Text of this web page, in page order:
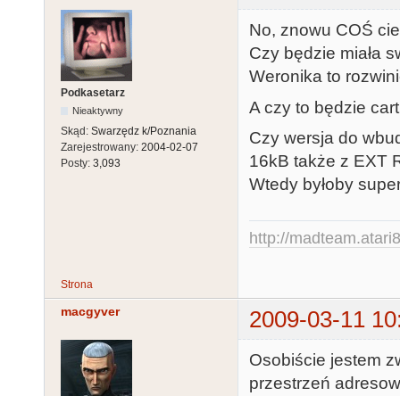
Podkasetarz
Nieaktywny
Skąd: Swarzędz k/Poznania
Zarejestrowany: 2004-02-07
Posty: 3,093
No, znowu COŚ
Czy będzie miała
Weronika to
A czy to będzie
Czy wersja do
16kB także z EXT
Wtedy byłoby
http://
Strona
macgyver 2009-03-11
Osobiście jestem
przestrzeń